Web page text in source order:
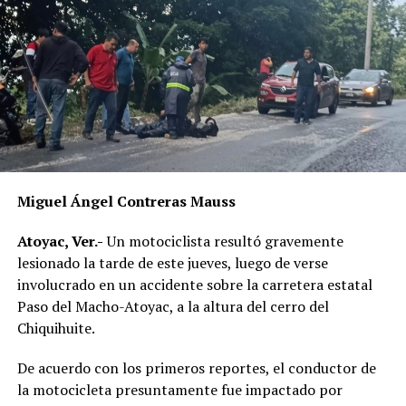
Miguel Ángel Contreras Mauss
Atoyac, Ver.-Un motociclista resultó gravemente
lesionado la tarde de este jueves, luego de verse
involucrado en un accidente sobre la carretera estatal
Paso del Macho-Atoyac, a la altura del cerro del
Chiquihuite.
De acuerdo con los primeros reportes, el conductor de
la motocicleta presuntamente fue impactado por